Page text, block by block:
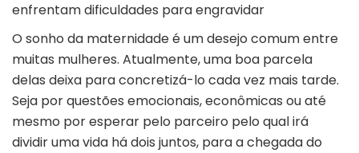
enfrentam dificuldades para engravidar
O sonho da maternidade é um desejo comum entre
muitas mulheres. Atualmente, uma boa parcela
delas deixa para concretizá-lo cada vez mais tarde.
Seja por questões emocionais, econômicas ou até
mesmo por esperar pelo parceiro pelo qual irá
dividir uma vida há dois juntos, para a chegada do